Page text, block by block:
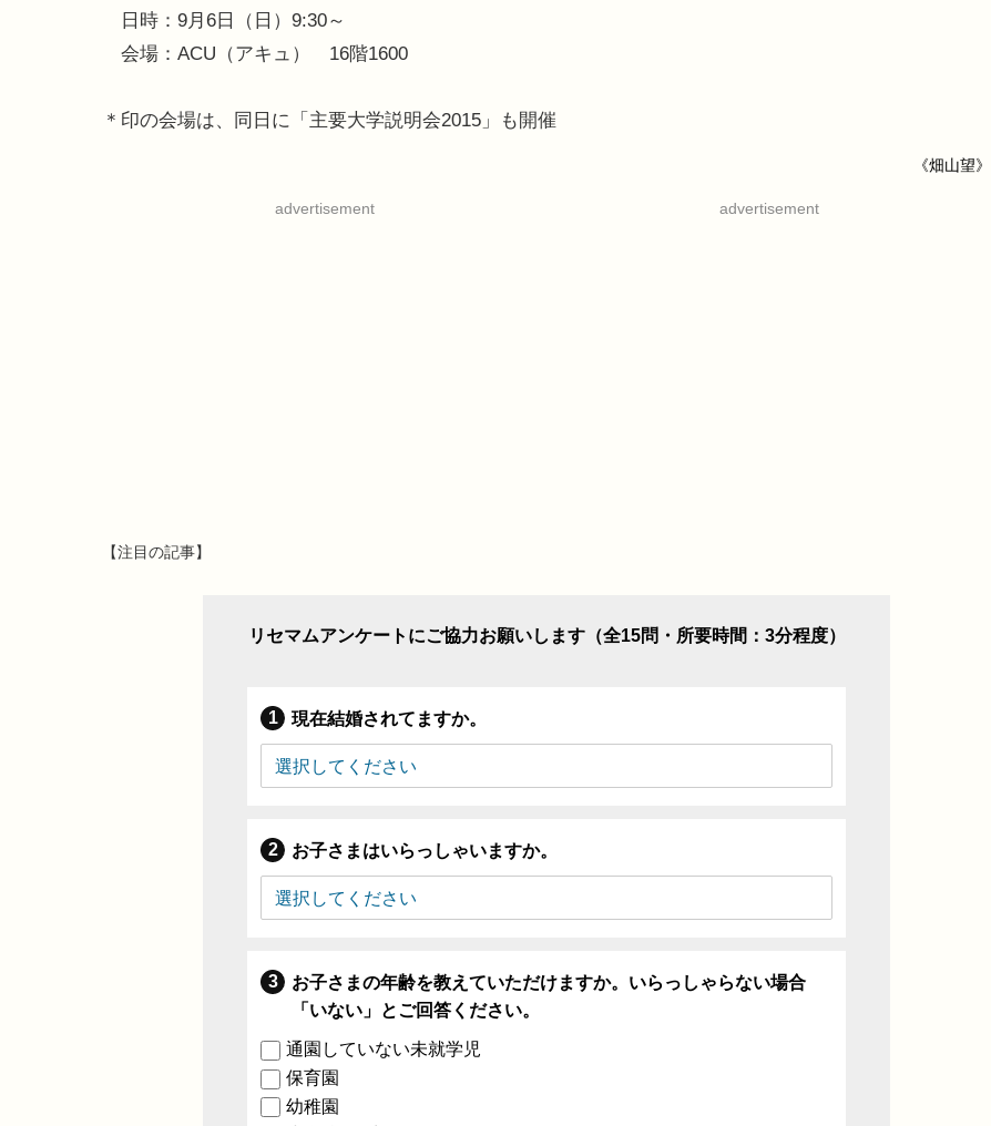
日時：9月6日（日）9:30～
会場：ACU（アキュ） 16階1600
＊印の会場は、同日に「主要大学説明会2015」も開催
《畑山望》
advertisement advertisement
【注目の記事】
リセマムアンケートにご協力お願いします（全15問・所要時間：3分程度）
現在結婚されてますか。
お子さまはいらっしゃいますか。
お子さまの年齢を教えていただけますか。いらっしゃらない場合
「いない」とご回答ください。
通園していない未就学児
保育園
幼稚園